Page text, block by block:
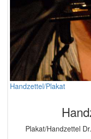
Handzettel/Plakat
Plakat/Handzettel